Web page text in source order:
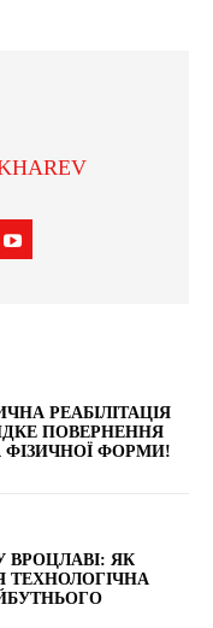
РЕАБІЛІТАЦІЯ
ПОВЕРНЕННЯ
ФІЗИЧНОЇ ФОРМИ!
У ВРОЦЛАВІ: ЯК
ТЕХНОЛОГІЧНА